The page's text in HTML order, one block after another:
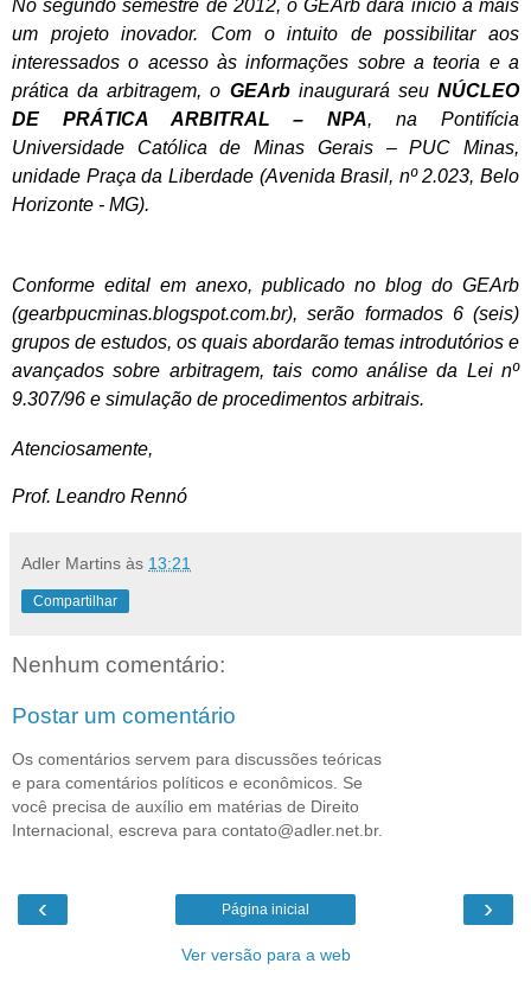
No segundo semestre de 2012, o GEArb dará início a mais
um projeto inovador. Com o intuito de possibilitar aos
interessados o acesso às informações sobre a teoria e a
prática da arbitragem, o GEArbinaugurará seuNÚCLEO
DE PRÁTICA ARBITRAL – NPA, na Pontifícia
Universidade Católica de Minas Gerais – PUC Minas,
unidade Praça da Liberdade (Avenida Brasil, nº 2.023, Belo
Horizonte - MG).
Conforme edital em anexo, publicado no blog do GEArb
(gearbpucminas.blogspot.com.br), serão formados 6 (seis)
grupos de estudos, os quais abordarão temas introdutórios e
avançados sobre arbitragem, tais como análise da Lei nº
9.307/96 e simulação de procedimentos arbitrais.
Atenciosamente,
Prof. Leandro Rennó
Adler Martins às 13:21
Compartilhar
Nenhum comentário:
Postar um comentário
Os comentários servem para discussões teóricas
e para comentários políticos e econômicos. Se
você precisa de auxílio em matérias de Direito
Internacional, escreva para contato@adler.net.br.
‹ ›
Página inicial
Ver versão para a web